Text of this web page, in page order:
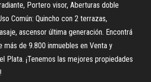
Portero visor, Aberturas doble
Común: Quincho con 2 terrazas,
ascensor última generación. Encontrá
más de 9.800 inmuebles en Venta y
Plata. ¡Tenemos las mejores propiedades